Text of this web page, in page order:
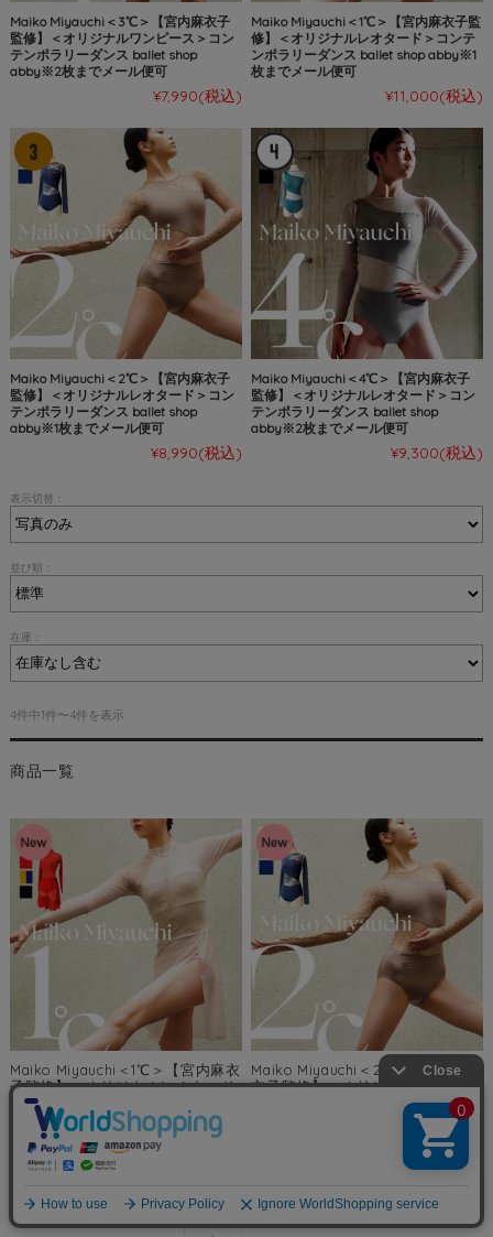
Maiko Miyauchi＜3℃＞【宮内麻衣子
監修】＜オリジナルワンピース＞コン
テンポラリーダンス ballet shop
abby※2枚までメール便可
¥7,990(税込)
Maiko Miyauchi＜1℃＞【宮内麻衣子監
修】＜オリジナルレオタード＞コンテ
ンポラリーダンス ballet shop abby※1
枚までメール便可
¥11,000(税込)
Maiko Miyauchi＜2℃＞【宮内麻衣子
監修】＜オリジナルレオタード＞コン
テンポラリーダンス ballet shop
abby※1枚までメール便可
¥8,990(税込)
Maiko Miyauchi＜4℃＞【宮内麻衣子
監修】＜オリジナルレオタード＞コン
テンポラリーダンス ballet shop
abby※2枚までメール便可
¥9,300(税込)
表示切替：
並び順：
在庫：
4件中1件〜4件を表示
商品一覧
Maiko Miyauchi＜1℃＞【宮内麻衣
子監修】＜オリジナルレオタード
＞コンテンポラリーダンス ballet
shop abby※1枚までメール便可
当店通常価格: ¥11,000 (税込)
価格:
Maiko Miyauchi＜2℃＞【宮内麻
衣子監修】＜オリジナルレオター
ド＞コンテンポラリーダンス
ballet shop abby※1枚までメール
当店通常価格: ¥8,990(税込)
在庫を確認する